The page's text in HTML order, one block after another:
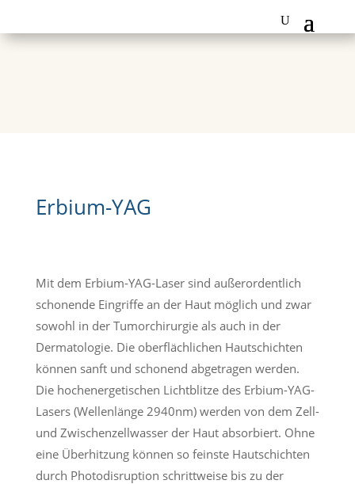
Erbium-YAG
Mit dem Erbium-YAG-Laser sind außerordentlich
schonende Eingriffe an der Haut möglich und zwar
sowohl in der Tumorchirurgie als auch in der
Dermatologie. Die oberflächlichen Hautschichten
können sanft und schonend abgetragen werden.
Die hochenergetischen Lichtblitze des Erbium-YAG-
Lasers (Wellenlänge 2940nm) werden von dem Zell-
und Zwischenzellwasser der Haut absorbiert. Ohne
eine Überhitzung können so feinste Hautschichten
durch Photodisruption schrittweise bis zu der